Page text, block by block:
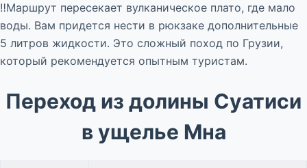
‼️Маршрут пересекает вулканическое плато, где мало
воды. Вам придется нести в рюкзаке дополнительные
5 литров жидкости. Это сложный поход по Грузии,
который рекомендуется опытным туристам.
Переход из долины Суатиси
в ущелье Мна